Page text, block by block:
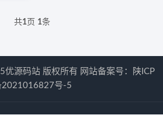
共1 页 1条
源码站 版权所有 网站备案号：
陕ICP
2021016827号-5